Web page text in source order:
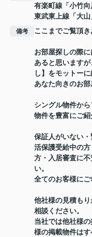
有楽町線 「 小竹向
東武東上線 「 大山
備考 ここまでご覧頂き
お部屋探しの際
あると思います
し】をモットー
あなた向きのお部
シングル物件か
物件を豊富にご紹
保証人がいない
活保護受給中の
方・入居審査に
い。
全てのお客様にご
他社様の見積も
相談ください。
当社では他社様
様の掲載物件は